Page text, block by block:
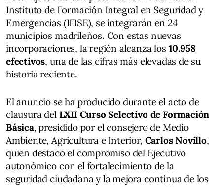
Instituto de Formación Integral en Seguridad y
Emergencias (IFISE), se integrarán en 24
municipios madrileños. Con estas nuevas
incorporaciones, la región alcanza los 10.958
efectivos, una de las cifras más elevadas de su
historia reciente.
El anuncio se ha producido durante el acto de
clausura del LXII Curso Selectivo de Formación
Básica, presidido por el consejero de Medio
Ambiente, Agricultura e Interior, Carlos Novillo,
quien destacó el compromiso del Ejecutivo
autonómico con el fortalecimiento de la
seguridad ciudadana y la mejora continua de los